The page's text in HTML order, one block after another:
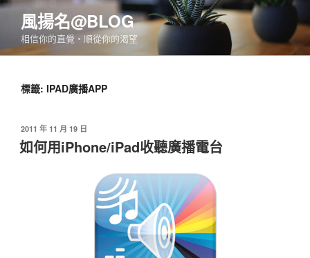
跳
要
風揚名@BLOG
相信你的直覺‧順從你的渴望
標籤: IPAD廣播APP
發
佈
於
2011 年 11 月 19 日
如何用iPhone/iPad收聽廣播電台